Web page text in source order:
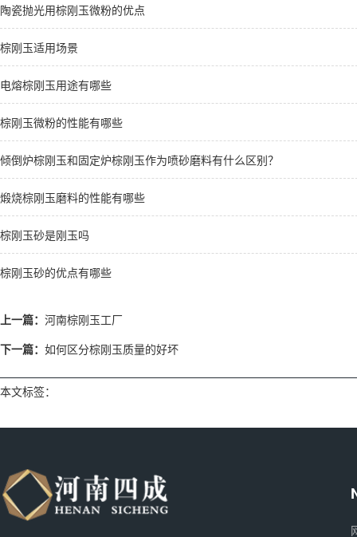
陶瓷抛光用棕刚玉微粉的优点
棕刚玉适用场景
电熔棕刚玉用途有哪些
棕刚玉微粉的性能有哪些
倾倒炉棕刚玉和固定炉棕刚玉作为喷砂磨料有什么区别？
煅烧棕刚玉磨料的性能有哪些
棕刚玉砂是刚玉吗
棕刚玉砂的优点有哪些
上一篇： 河南棕刚玉工厂
下一篇： 如何区分棕刚玉质量的好坏
本文标签：